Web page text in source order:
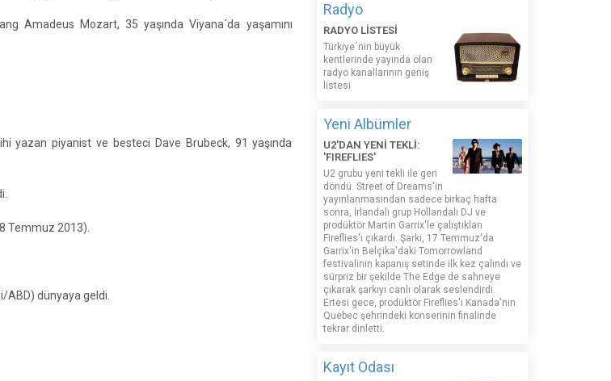
Amadeus Mozart, 35 yaşında Viyana´da yaşamını
yazan piyanist ve besteci Dave Brubeck, 91 yaşında
Temmuz 2013).
ABD) dünyaya geldi.
Radyo
RADYO LİSTESİ
Türkiye´nin büyük
kentlerinde yayında olan
radyo kanallarının geniş
listesi
Yeni Albümler
U2'DAN YENİ TEKLİ:
'FIREFLIES'
U2 grubu yeni tekli ile geri
döndü. Street of Dreams'in
yayınlanmasından sadece birkaç hafta
sonra, İrlandalı grup Hollandalı DJ ve
prodüktör Martin Garrix'le çalıştıkları
Fireflies'ı çıkardı. Şarkı, 17 Temmuz'da
Garrix'in Belçika'daki Tomorrowland
festivalinin kapanış setinde ilk kez çalındı ​​ve
sürpriz bir şekilde The Edge de sahneye
çıkarak şarkıyı canlı olarak seslendirdi.
Ertesi gece, prodüktör Fireflies'ı Kanada'nın
Quebec şehrindeki konserinin finalinde
tekrar dinletti.
Kayıt Odası